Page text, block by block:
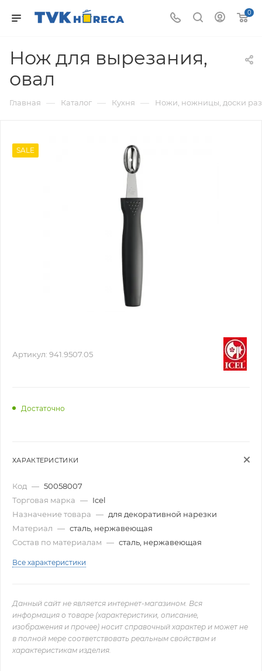
0
Нож для вырезания,
овал
Главная — Каталог — Кухня — Ножи, ножницы, доски
SALE
Артикул: 941.9507.05
Достаточно
ХАРАКТЕРИСТИКИ
Код — 50058007
Торговая марка — Icel
Назначение товара — для декоративной нарезки
Материал — сталь, нержавеющая
Состав по материалам — сталь, нержавеющая
Все характеристики
Данный сайт не является интернет-магазином. Вся
информация о товаре (характеристики, описание,
изображения и прочее) носит справочный характер и может не
в полной мере соответствовать реальным свойствам и
характеристикам изделия.